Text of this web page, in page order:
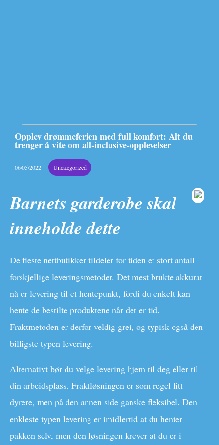
Opplev drømmeferien med full komfort: Alt du
trenger å vite om all-inclusive-opplevelser
06/05/2022 Uncategorized
Barnets garderobe skal
inneholde dette
De fleste nettbutikker tildeler for tiden et stort antall
forskjellige leveringsmetoder. Det mest brukte akkurat
nå er levering til et hentepunkt, fordi du enkelt kan
hente de bestilte produktene når det er tid.
Fraktmetoden er derfor veldig grei, og typisk også den
billigste typen levering.
Alternativt bør du velge levering hjem til deg eller til
din arbeidsplass. Fraktløsningen er som regel litt
dyrere, men på den annen side ganske fleksibel. Den
enkleste typen levering er imidlertid at du henter
pakken selv, men den løsningen krever at du er i